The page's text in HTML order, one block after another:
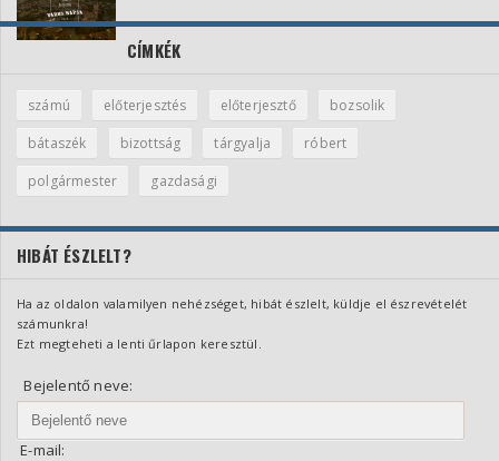
CÍMKÉK
számú előterjesztés előterjesztő
bozsolik
bátaszék
bizottság tárgyalja
róbert
polgármester
gazdasági
HIBÁT ÉSZLELT?
Ha az oldalon valamilyen nehézséget, hibát észlelt, küldje el észrevételét
számunkra!
Ezt megteheti a lenti űrlapon keresztül.
Bejelentő neve:
E-mail: